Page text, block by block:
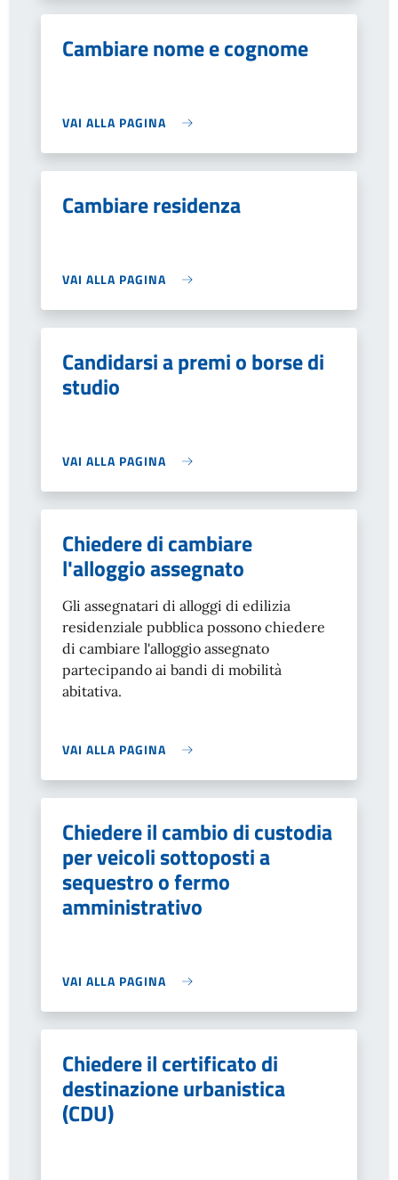
Cambiare nome e cognome
VAI ALLA PAGINA
Cambiare residenza
VAI ALLA PAGINA
Candidarsi a premi o borse di
studio
VAI ALLA PAGINA
Chiedere di cambiare
l'alloggio assegnato
Gli assegnatari di alloggi di edilizia
residenziale pubblica possono chiedere
di cambiare l'alloggio assegnato
partecipando ai bandi di mobilità
abitativa.
VAI ALLA PAGINA
Chiedere il cambio di custodia
per veicoli sottoposti a
sequestro o fermo
amministrativo
VAI ALLA PAGINA
Chiedere il certificato di
destinazione urbanistica
(CDU)